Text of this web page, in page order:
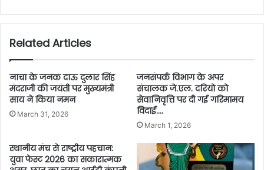
Related Articles
नाचा के जनक दाऊ दुलार सिंह
मंदराजी की जयंती पर मुख्यमंत्री
साय ने किया नमन
March 31, 2026
जनसंपर्क विभाग के अपर
संचालक जे.एल. दरियो को
सेवानिवृत्ति पर दी गई गरिमामय
विदाई….
March 1, 2026
स्थानीय मंच से राष्ट्रीय पहचान:
युवा फेस्ट 2026 का सकारात्मक